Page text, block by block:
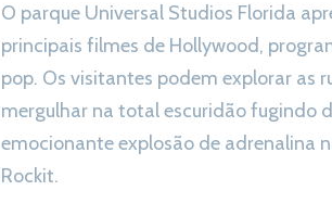
O parque Universal Studios Florida
principais filmes de Hollywood,
pop. Os visitantes podem explorar as
mergulhar na total escuridão fugindo
emocionante explosão de adrenalina
Rockit.